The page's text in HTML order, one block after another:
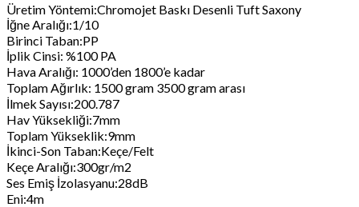
Üretim Yöntemi:Chromojet Baskı Desenli Tuft Saxony
İğne Aralığı:1/10
Birinci Taban:PP
İplik Cinsi: %100 PA
Hava Aralığı: 1000’den 1800’e kadar
Toplam Ağırlık: 1500 gram 3500 gram arası
İlmek Sayısı:200.787
Hav Yüksekliği:7mm
Toplam Yükseklik:9mm
İkinci-Son Taban:Keçe/Felt
Keçe Aralığı:300gr/m2
Ses Emiş İzolasyanu:28dB
Eni:4m